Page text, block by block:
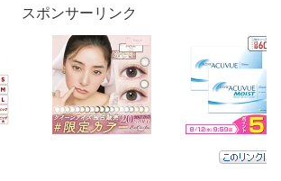
スポンサーリンク